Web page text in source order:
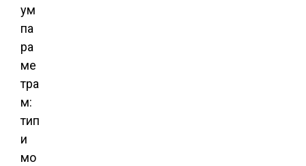
ум
па
ра
ме
тра
м:
тип
и
мо